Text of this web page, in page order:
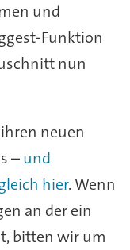
und
Funktion
nun
neuen
–und
hier. Wenn
an der ein
bitten wir um